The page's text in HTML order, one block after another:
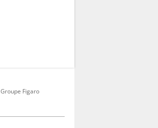
Groupe Figaro